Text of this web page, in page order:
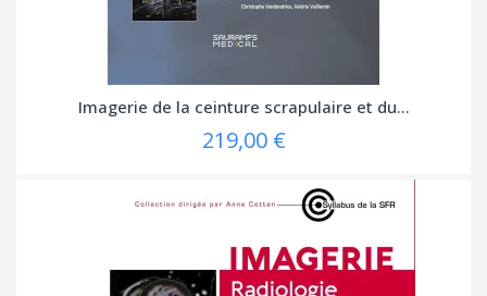
Imagerie de la ceinture scrapulaire et du...
219,00 €